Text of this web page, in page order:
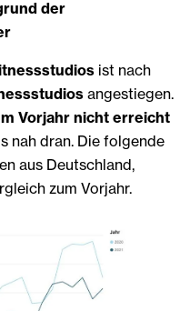
der
ist nach
angestiegen.
Vorjahr nicht erreicht
nah dran. Die folgende
aus Deutschland,
zum Vorjahr.